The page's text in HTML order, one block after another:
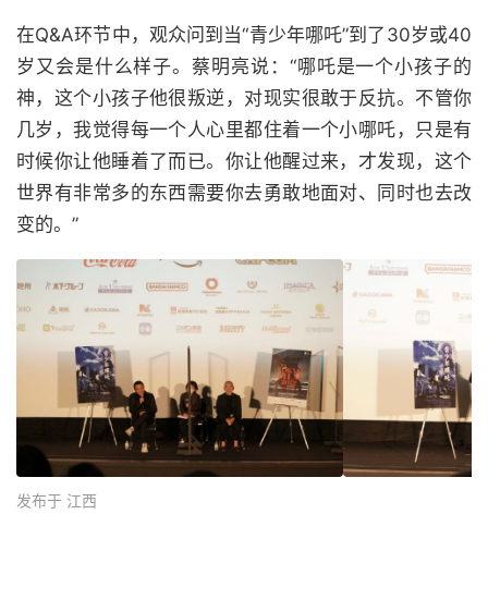
在Q&A环节中，观众问到当“青少年哪吒”到了30岁或40
岁又会是什么样子。蔡明亮说：“哪吒是一个小孩子的
神，这个小孩子他很叛逆，对现实很敢于反抗。不管你
几岁，我觉得每一个人心里都住着一个小哪吒，只是有
时候你让他睡着了而已。你让他醒过来，才发现，这个
世界有非常多的东西需要你去勇敢地面对、同时也去改
变的。”
发布于 江西